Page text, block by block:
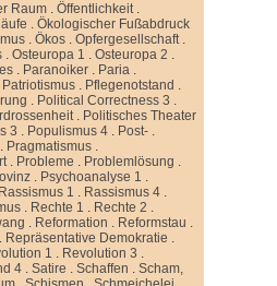
Raum .Öffentlichkeit.
.Ökologischer Fußabdruck
.Ökos .Opfergesellschaft.
.Osteuropa 1 .Osteuropa 2 .
. Paranoiker . Paria .
Patriotismus . Pflegenotstand .
. Political Correctness 3 .
. Politisches Theater
3 . Populismus 4 . Post- .
. Pragmatismus .
. Probleme . Problemlösung .
. Psychoanalyse 1 .
Rassismus 1 . Rassismus 4 .
. Rechte 1 . Rechte 2 .
. Reformation . Reformstau .
Repräsentative Demokratie .
1 . Revolution 3 .
4 .Satire .Schaffen .Scham,